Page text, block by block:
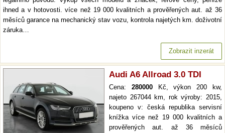
ihned a v hotovosti. více než 19 000 kvalitních a prověřených aut. až 36
měsíců garance na mechanický stav vozu, kontrola najetých km. doživotní
záruka…
Zobrazit inzerát
Audi A6 Allroad 3.0 TDI
Cena: 280000Kč, výkon 200 kw,
najeto 267044 km, rok výroby: 2015,
koupeno v: česká republika servisní
knížka více než 19 000 kvalitních a
prověřených aut. až 36 měsíců